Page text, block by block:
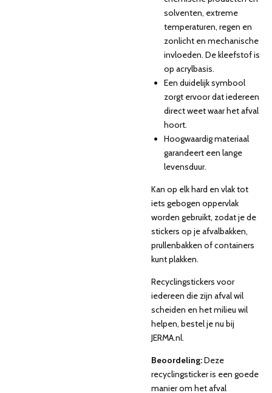
solventen, extreme
temperaturen, regen en
zonlicht en mechanische
invloeden. De kleefstof is
op acrylbasis.
Een duidelijk symbool
zorgt ervoor dat iedereen
direct weet waar het afval
hoort.
Hoogwaardig materiaal
garandeert een lange
levensduur.
Kan op elk hard en vlak tot
iets gebogen oppervlak
worden gebruikt, zodat je de
stickers op je afvalbakken,
prullenbakken of containers
kunt plakken.
Recyclingstickers voor
iedereen die zijn afval wil
scheiden en het milieu wil
helpen, bestel je nu bij
JERMA.nl.
Beoordeling:Deze
recyclingsticker is een goede
manier om het afval